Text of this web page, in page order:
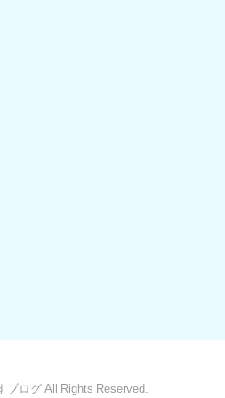
ログ All Rights Reserved.